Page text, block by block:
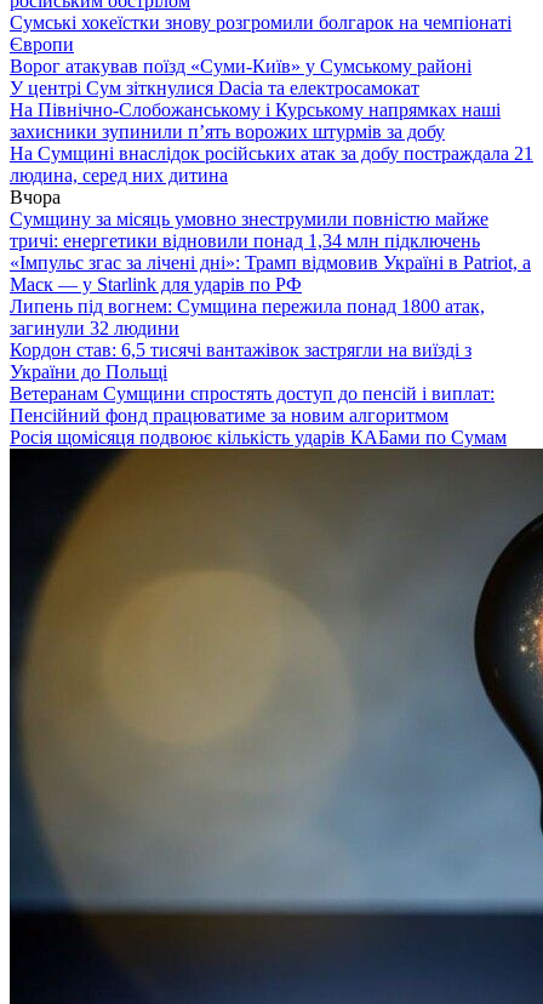
Сумські хокеїстки знову розгромили болгарок на чемпіонаті
Європи
Ворог атакував поїзд «Суми-Київ» у Сумському районі
У центрі Сум зіткнулися Dacia та електросамокат
На Північно-Слобожанському і Курському напрямках наші
захисники зупинили п’ять ворожих штурмів за добу
На Сумщині внаслідок російських атак за добу постраждала 21
людина, серед них дитина
Вчора
Сумщину за місяць умовно знеструмили повністю майже
тричі: енергетики відновили понад 1,34 млн підключень
«Імпульс згас за лічені дні»: Трамп відмовив Україні в Patriot, а
Маск — у Starlink для ударів по РФ
Липень під вогнем: Сумщина пережила понад 1800 атак,
загинули 32 людини
Кордон став: 6,5 тисячі вантажівок застрягли на виїзді з
України до Польщі
Ветеранам Сумщини спростять доступ до пенсій і виплат:
Пенсійний фонд працюватиме за новим алгоритмом
Росія щомісяця подвоює кількість ударів КАБами по Сумам